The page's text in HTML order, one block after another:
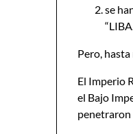
se
Pero,
El Imperio
el Bajo
penetraron